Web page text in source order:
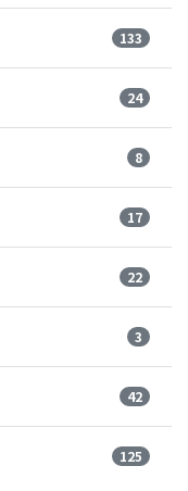
133
24
8
17
22
3
42
125